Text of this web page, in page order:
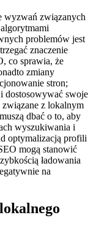
wyzwań związanych
problemów jest
znaczenie
co sprawia, że
zmiany
stron;
dostosowywać swoje
z lokalnym
dbać o to, aby
wyszukiwania i
optymalizacją profili
mogą stanowić
ładowania
na